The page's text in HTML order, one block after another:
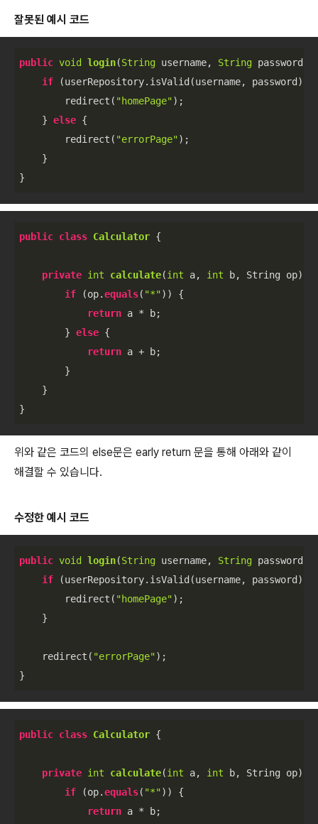
잘못된 예시 코드
public void login(String username, String password
if (userRepository.isValid(username, password))
        redirect(
"homePage");
    }
else {
        redirect(
"errorPage");
    }
}
public class Calculator {
private int calculate(int a, int b, String op)
if (op.equals( "*")) {
return a * b;
        }
else {
return a + b;
        }
    }
}
위와 같은 코드의 else문은 early return 문을 통해 아래와 같이
해결할 수 있습니다.
수정한 예시 코드
public void login(String username, String password
if (userRepository.isValid(username, password))
        redirect(
"homePage");
    }
    redirect(
"errorPage");
}
public class Calculator {
private int calculate(int a, int b, String op)
if (op.equals( "*")) {
return a * b;